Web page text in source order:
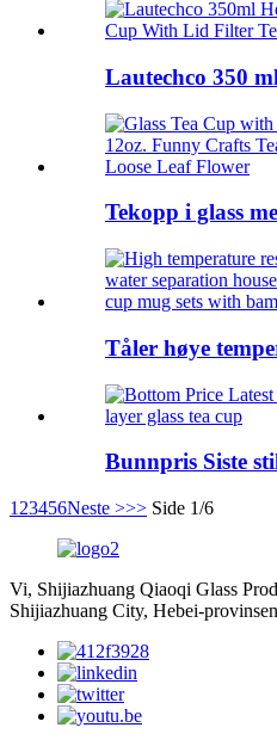
Lautechco 350
Tekopp i glass
Tåler høye
Bunnpris Siste
1 23456Neste >>> Side 1/6
Vi, Shijiazhuang Qiaoqi Glass
Shijiazhuang City, Hebei-